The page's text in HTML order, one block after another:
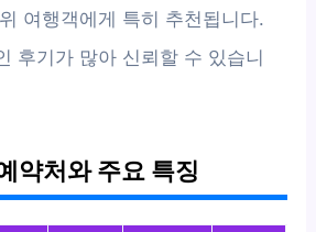
여행객에게 특히 추천됩니다.
후기가 많아 신뢰할 수 있습니
약처와 주요 특징